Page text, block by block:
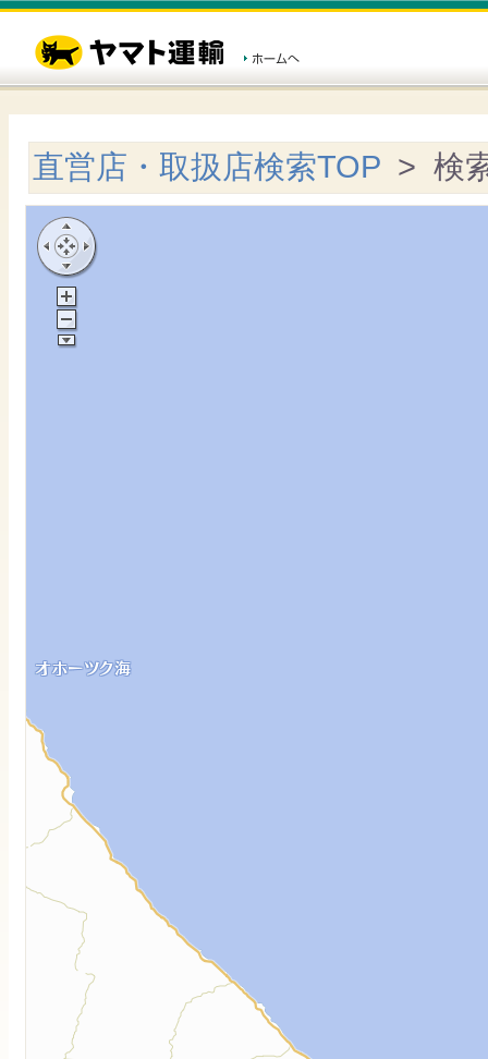
直営店・取扱店検索TOP > 検